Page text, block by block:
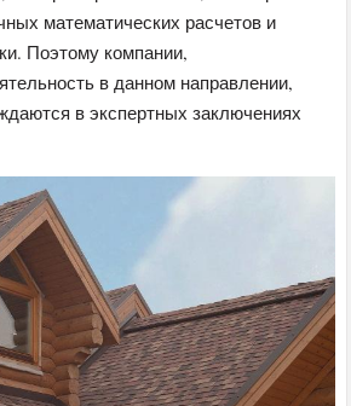
математических расчетов и
Поэтому компании,
в данном направлении,
в экспертных заключениях